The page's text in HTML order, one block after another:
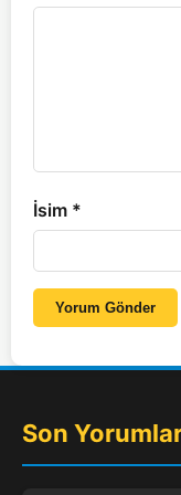
İsim *
Yorum Gönder
Son